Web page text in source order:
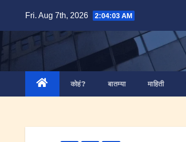
content
Fri. Aug 7th, 2026 2:04:04 AM
कोहं? बातम्या माहिती